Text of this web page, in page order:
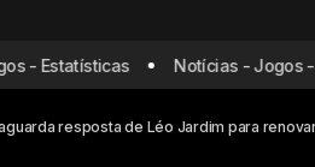
recusa
salarial
Brasil
Futebol Brasileiro
Vasco
- Estatísticas Notícias - Jogos -
resposta de Léo Jardim para